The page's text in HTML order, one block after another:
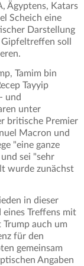
Ägyptens, Katars
Scheich eine
Darstellung
soll
Tamim bin
Tayyip
und
unter
britische Premier
Macron und
"eine ganze
sei "sehr
wurde zunächst
in dieser
eines Treffens mit
auch um
für den
gemeinsam
Angaben